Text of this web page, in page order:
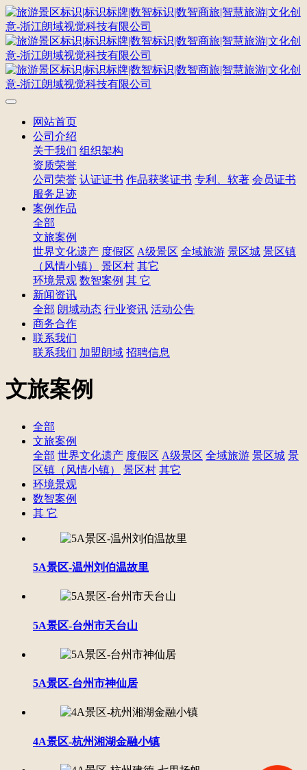
网站首页
公司介绍
关于我们 组织架构
资质荣誉
公司荣誉 认证证书 作品获奖证书 专利、软著 会员证书
服务足迹
案例作品
全部
文旅案例
世界文化遗产 度假区 A级景区 全域旅游 景区城 景区镇
（风情小镇）
景区村 其它
环境景观 数智案例 其 它
新闻资讯
全部 朗域动态 行业资讯 活动公告
商务合作
联系我们
联系我们 加盟朗域 招聘信息
文旅案例
全部
文旅案例
全部 世界文化遗产 度假区 A级景区 全域旅游 景区城 景
区镇（风情小镇）
景区村 其它
环境景观
数智案例
其 它
5A景区-温州刘伯温故里
5A景区-台州市天台山
5A景区-台州市神仙居
4A景区-杭州湘湖金融小镇